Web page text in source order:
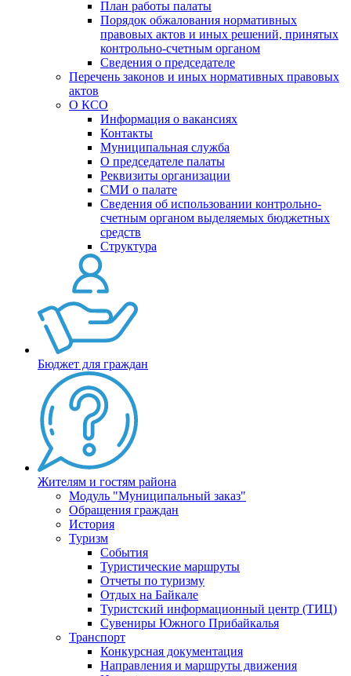
План работы палаты
Порядок обжалования нормативных
правовых актов и иных решений, принятых
контрольно-счетным органом
Сведения о председателе
Перечень законов и иных нормативных правовых
актов
О КСО
Информация о вакансиях
Контакты
Муниципальная служба
О председателе палаты
Реквизиты организации
СМИ о палате
Сведения об использовании контрольно-
счетным органом выделяемых бюджетных
средств
Структура
Бюджет для граждан
Жителям и гостям района
Модуль "Муниципальный заказ"
Обращения граждан
История
Туризм
События
Туристические маршруты
Отчеты по туризму
Отдых на Байкале
Туристский информационный центр (ТИЦ)
Сувениры Южного Прибайкалья
Транспорт
Конкурсная документация
Направления и маршруты движения